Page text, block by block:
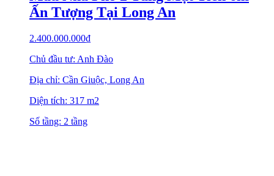
Ấn Tượng Tại Long An
2.400.000.000₫
Chủ đầu tư: Anh Đào
Địa chỉ: Cần Giuộc, Long An
Diện tích: 317 m2
Số tầng: 2 tầng